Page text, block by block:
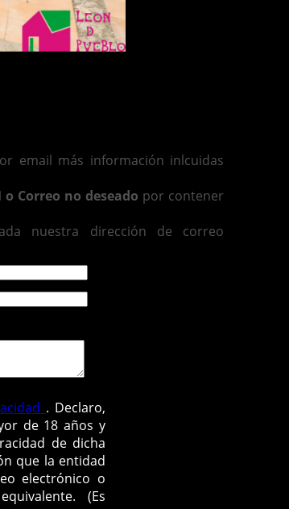
email más información inlcuidas
o Correo no deseado por contener
nuestra dirección de correo
. Declaro,
de 18 años y
de dicha
que la entidad
electrónico o
(Es